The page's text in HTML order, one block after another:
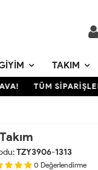
TAKIM
TÜM
TZY3906-1313
0 Değerlendirme